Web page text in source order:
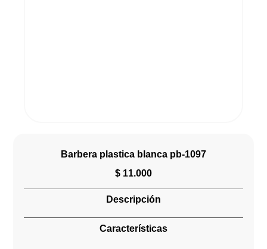
Barbera plastica blanca pb-1097
$ 11.000
Descripción
Características